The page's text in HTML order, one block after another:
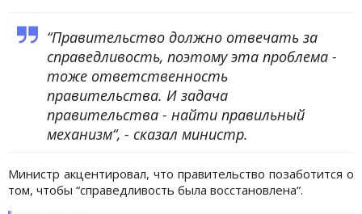
“Правительство должно отвечать за
справедливость, поэтому эта проблема -
тоже ответственность
правительства. И задача
правительства - найти правильный
механизм“, - сказал министр.
Министр акцентировал, что правительство позаботится о
том, чтобы “справедливость была восстановлена“.